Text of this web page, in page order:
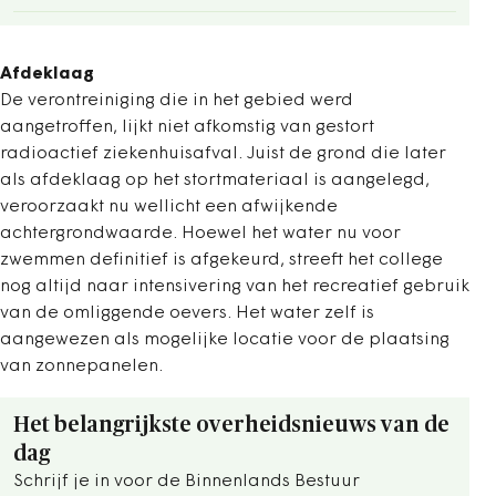
Afdeklaag
De verontreiniging die in het gebied werd
aangetroffen, lijkt niet afkomstig van gestort
radioactief ziekenhuisafval. Juist de grond die later
als afdeklaag op het stortmateriaal is aangelegd,
veroorzaakt nu wellicht een afwijkende
achtergrondwaarde. Hoewel het water nu voor
zwemmen definitief is afgekeurd, streeft het college
nog altijd naar intensivering van het recreatief gebruik
van de omliggende oevers. Het water zelf is
aangewezen als mogelijke locatie voor de plaatsing
van zonnepanelen.
Het belangrijkste overheidsnieuws van de
dag
Schrijf je in voor de Binnenlands Bestuur